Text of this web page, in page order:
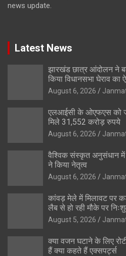
news update.
Latest News
झारखंड छात्र आंदोलन ने
किया विधानसभा घेराव का
August 6, 2026
एलआईसी के ओएफएस को
मिले 31,552 करोड़ रुपये
August 6, 2026
वैश्विक संस्कृत अनुसंधान में
ने किया नेतृत्व
August 6, 2026
कांवड़ मेले में मिलावट पर
लैब से हो रही मौके पर
August 5, 2026
क्या वजन घटाने के लिए
हैं क्या कहते हैं एक्सपर्ट्स